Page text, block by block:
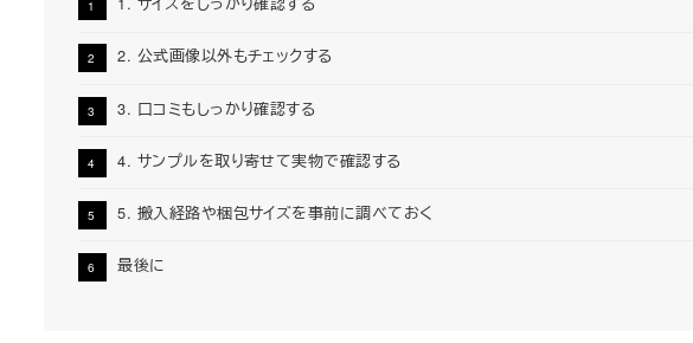
2. 公式画像以外もチェックする
3. 口コミもしっかり確認する
4. サンプルを取り寄せて実物で確認する
5. 搬入経路や梱包サイズを事前に調べておく
最後に